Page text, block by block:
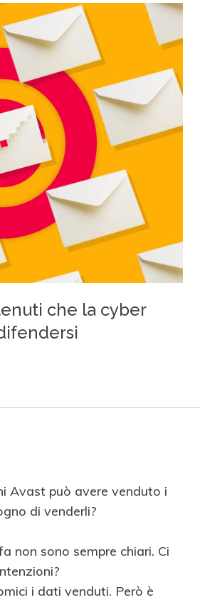
Avast può avere venduto i
di venderli?
non sono sempre chiari. Ci
i dati venduti. Però è